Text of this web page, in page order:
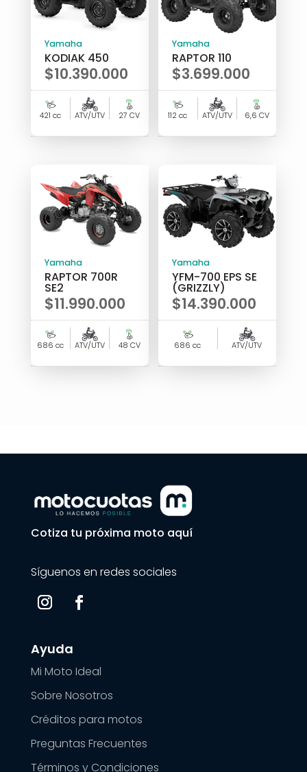
Yamaha
KODIAK 450
$10.390.000
421 cc ATV/UTV 27 CV
Yamaha
RAPTOR 110
$3.699.000
112 cc ATV/UTV 6,6 CV
Yamaha
RAPTOR 700R
SE2
$11.990.000
686 cc ATV/UTV 48 CV
Yamaha
YFM-700 EPS SE
(GRIZZLY)
$14.390.000
686 cc ATV/UTV
Cotiza tu próxima moto aquí
Síguenos en redes sociales
Ayuda
Mi Moto Ideal
Sobre Nosotros
Créditos para motos
Preguntas Frecuentes
Términos y Condiciones